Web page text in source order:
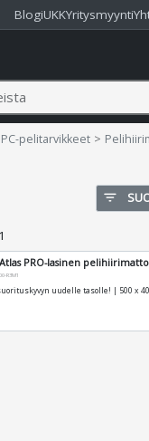
BlogiUKKYritysmyynti
PC-pelitarvikkeet
filter_list
Atlas PRO-lasinen
R3M1
uudelle tasolle! | 500 x